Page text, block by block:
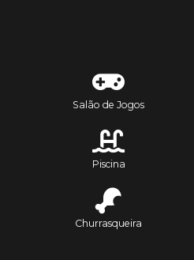
Salão de Jogos
Piscina
Churrasqueira